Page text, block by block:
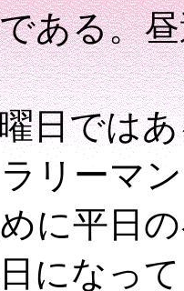
ある。
日では
リーマ
に平日
になっ